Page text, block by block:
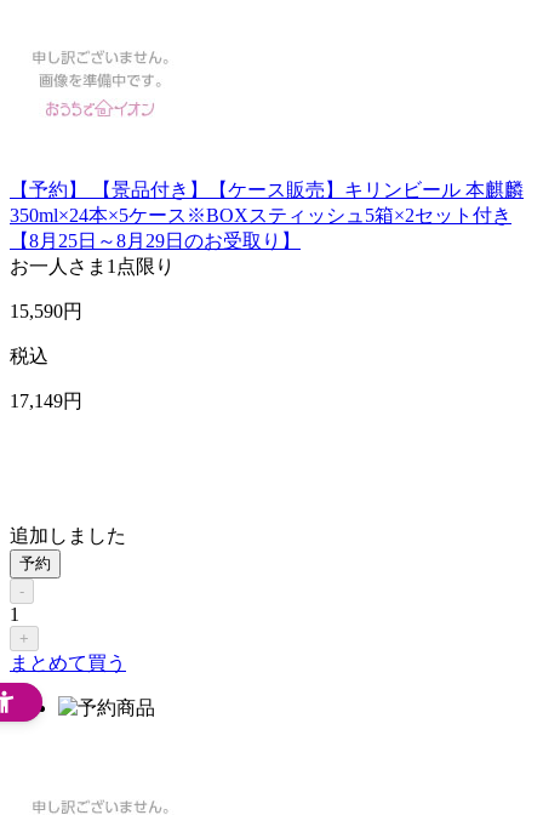
【予約】 【景品付き】【ケース販売】キリンビール 本麒麟
350ml×24本×5ケース※BOXスティッシュ5箱×2セット付き
【8月25日～8月29日のお受取り】
お一人さま 1点限り
15,590円
税込
17,149円
追加しました
予約
-
1
+
まとめて買う